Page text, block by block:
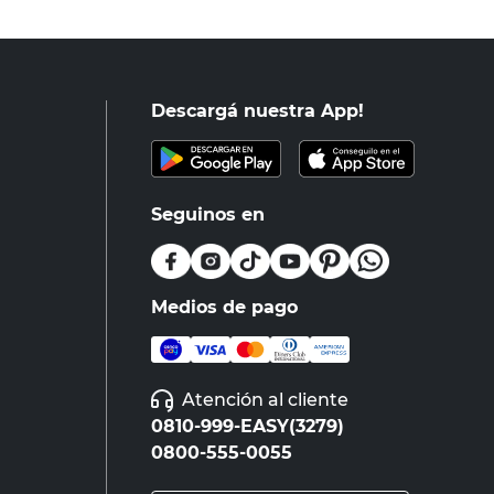
Descargá nuestra App!
Seguinos en
Medios de pago
Atención al cliente
0810-999-EASY(3279)
0800-555-0055